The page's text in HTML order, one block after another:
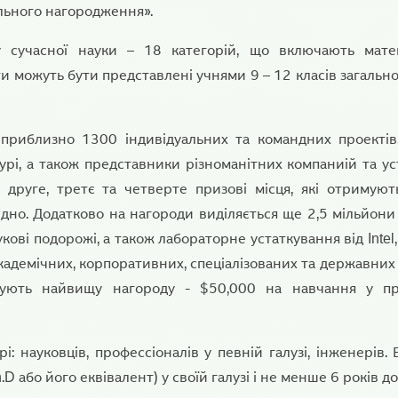
нагородження».
науки – 18 категорій, що включають
бути представлені учнями 9 – 12 класів
1300 індивідуальних та командних
а також представники різноманітних компаниій та
друге, третє та четверте призові місця, які
Додатково на нагороди виділяється ще 2,5 мільйони
подорожі, а також лабораторне устаткування від
корпоративних, спеціалізованих та
найвищу нагороду - $50,000 на навчання у
науковців, профессіоналів у певній галузі, інженерів.
або його еквівалент) у своїй галузі і не менше 6 років